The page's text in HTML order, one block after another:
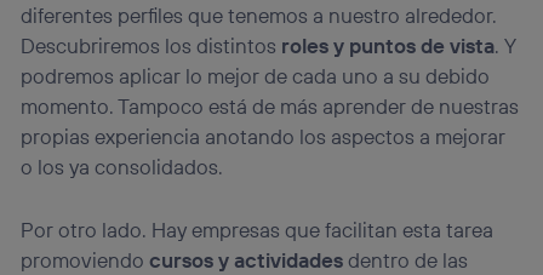
diferentes perfiles que tenemos a nuestro alrededor.
Descubriremos los distintos roles y puntos de vista. Y
podremos aplicar lo mejor de cada uno a su debido
momento. Tampoco está de más aprender de nuestras
propias experiencia anotando los aspectos a mejorar
o los ya consolidados.
Por otro lado. Hay empresas que facilitan esta tarea
promoviendocursos y actividadesdentro de las